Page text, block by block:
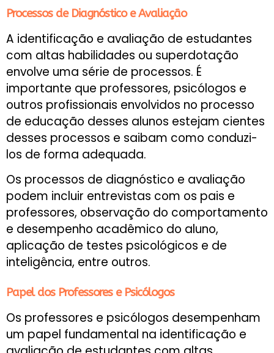
Processos de Diagnóstico e Avaliação
A identificação e avaliação de estudantes
com altas habilidades ou superdotação
envolve uma série de processos. É
importante que professores, psicólogos e
outros profissionais envolvidos no processo
de educação desses alunos estejam cientes
desses processos e saibam como conduzi-
los de forma adequada.
Os processos de diagnóstico e avaliação
podem incluir entrevistas com os pais e
professores, observação do comportamento
e desempenho acadêmico do aluno,
aplicação de testes psicológicos e de
inteligência, entre outros.
Papel dos Professores e Psicólogos
Os professores e psicólogos desempenham
um papel fundamental na identificação e